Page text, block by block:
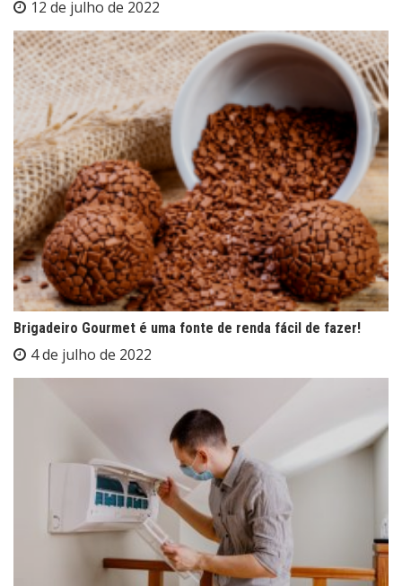
12 de julho de 2022
Brigadeiro Gourmet é uma fonte de renda fácil de fazer!
4 de julho de 2022